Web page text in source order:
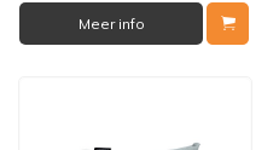
Meer info